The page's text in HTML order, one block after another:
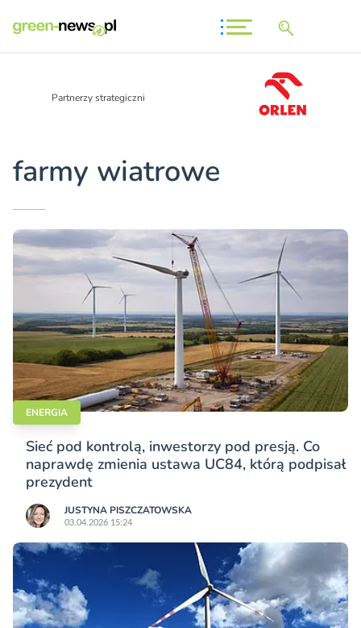
Partnerzy strategiczni
farmy wiatrowe
ENERGIA
Sieć pod kontrolą, inwestorzy pod presją. Co
naprawdę zmienia ustawa UC84, którą podpisał
prezydent
JUSTYNA PISZCZATOWSKA
03.04.2026 15:24